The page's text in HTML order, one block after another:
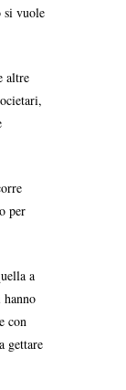
si vuole
altre
per
a
con
gettare